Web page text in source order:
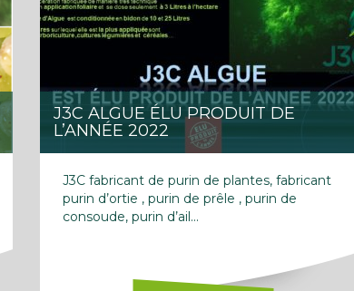
J3C ALGUE ÉLU PRODUIT DE
L’ANNÉE 2022
J3C fabricant de purin de plantes, fabricant
purin d’ortie , purin de prêle , purin de
consoude, purin d’ail...